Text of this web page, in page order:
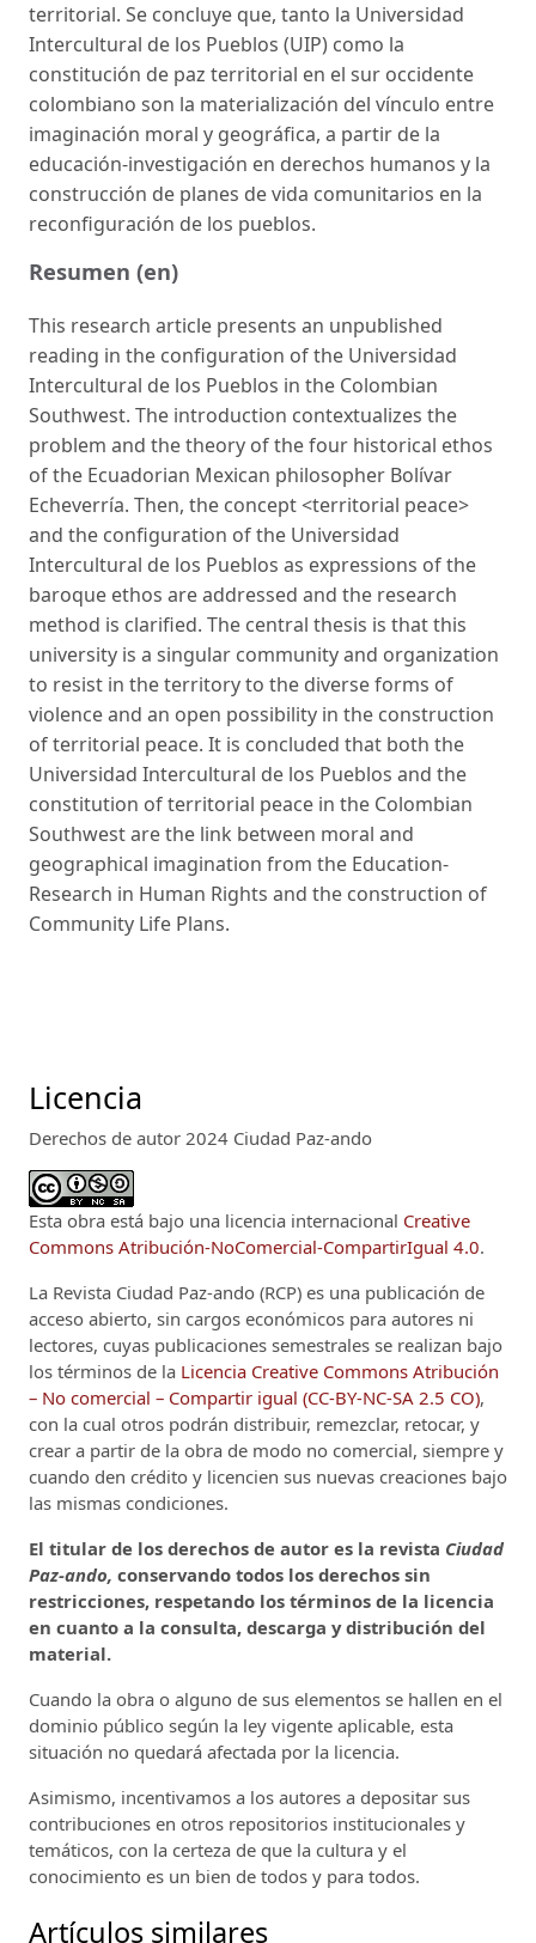
territorial. Se concluye que, tanto la Universidad
Intercultural de los Pueblos (UIP) como la
constitución de paz territorial en el sur occidente
colombiano son la materialización del vínculo entre
imaginación moral y geográfica, a partir de la
educación-investigación en derechos humanos y la
construcción de planes de vida comunitarios en la
reconfiguración de los pueblos.
Resumen (en)
This research article presents an unpublished
reading in the configuration of the Universidad
Intercultural de los Pueblos in the Colombian
Southwest. The introduction contextualizes the
problem and the theory of the four historical ethos
of the Ecuadorian Mexican philosopher Bolívar
Echeverría. Then, the concept <territorial peace>
and the configuration of the Universidad
Intercultural de los Pueblos as expressions of the
baroque ethos are addressed and the research
method is clarified. The central thesis is that this
university is a singular community and organization
to resist in the territory to the diverse forms of
violence and an open possibility in the construction
of territorial peace. It is concluded that both the
Universidad Intercultural de los Pueblos and the
constitution of territorial peace in the Colombian
Southwest are the link between moral and
geographical imagination from the Education-
Research in Human Rights and the construction of
Community Life Plans.
Licencia
Derechos de autor 2024 Ciudad Paz-ando
Esta obra está bajo una licencia internacional Creative
Commons Atribución-NoComercial-CompartirIgual 4.0.
La Revista Ciudad Paz-ando (RCP) es una publicación de
acceso abierto, sin cargos económicos para autores ni
lectores, cuyas publicaciones semestrales se realizan bajo
los términos de la Licencia Creative Commons Atribución
– No comercial – Compartir igual (CC-BY-NC-SA 2.5 CO),
con la cual otros podrán distribuir, remezclar, retocar, y
crear a partir de la obra de modo no comercial, siempre y
cuando den crédito y licencien sus nuevas creaciones bajo
las mismas condiciones.
El titular de los derechos de autor es la revista Ciudad
Paz-ando, conservando todos los derechos sin
restricciones, respetando los términos de la licencia
en cuanto a la consulta, descarga y distribución del
material.
Cuando la obra o alguno de sus elementos se hallen en el
dominio público según la ley vigente aplicable, esta
situación no quedará afectada por la licencia.
Asimismo, incentivamos a los autores a depositar sus
contribuciones en otros repositorios institucionales y
temáticos, con la certeza de que la cultura y el
conocimiento es un bien de todos y para todos.
Artículos similares